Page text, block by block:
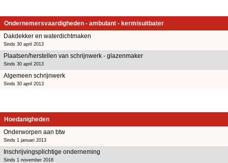
Ondernemersvaardigheden - ambulant - kermisuitbater
Dakdekker en waterdichtmaken
Sinds 30 april 2013
Plaatsen/herstellen van schrijnwerk - glazenmaker
Sinds 30 april 2013
Algemeen schrijnwerk
Sinds 30 april 2013
Hoedanigheden
Onderworpen aan btw
Sinds 1 januari 2013
Inschrijvingsplichtige onderneming
Sinds 1 november 2018